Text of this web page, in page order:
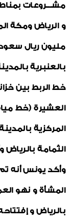
مشـــروعات
مليون ريال
بالعنبرية
خط الربط بين
المركزية
الثمامة
وأكد يونس أنه تم
المشأة و نهو
بالرياض و